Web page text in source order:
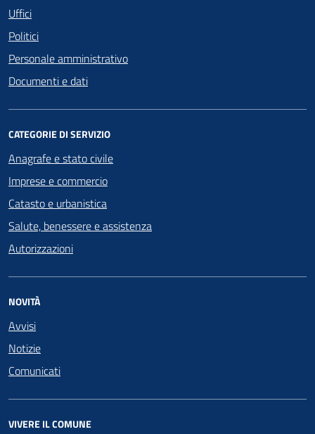
Uffici
Politici
Personale amministrativo
Documenti e dati
CATEGORIE DI SERVIZIO
Anagrafe e stato civile
Imprese e commercio
Catasto e urbanistica
Salute, benessere e assistenza
Autorizzazioni
NOVITÀ
Avvisi
Notizie
Comunicati
VIVERE IL COMUNE